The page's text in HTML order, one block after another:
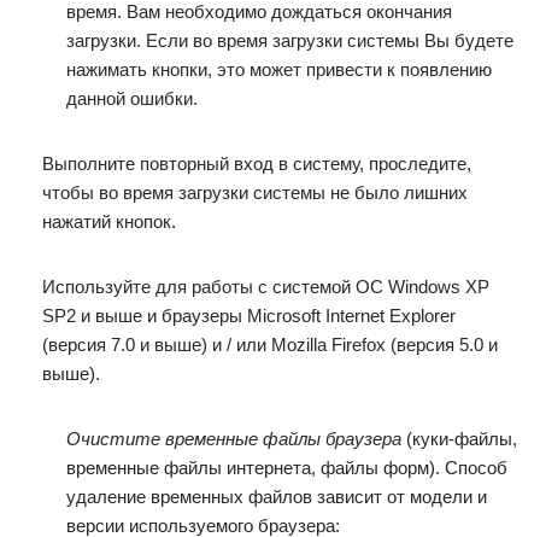
время. Вам необходимо дождаться окончания
загрузки. Если во время загрузки системы Вы будете
нажимать кнопки, это может привести к появлению
данной ошибки.
Выполните повторный вход в систему, проследите,
чтобы во время загрузки системы не было лишних
нажатий кнопок.
Используйте для работы с системой ОС Windows XP
SP2 и выше и браузеры Microsoft Internet Explorer
(версия 7.0 и выше) и / или Mozilla Firefox (версия 5.0 и
выше).
Очистите временные файлы браузера (куки-файлы,
временные файлы интернета, файлы форм). Способ
удаление временных файлов зависит от модели и
версии используемого браузера: